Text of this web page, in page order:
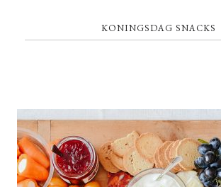
KONINGSDAG SNACKS